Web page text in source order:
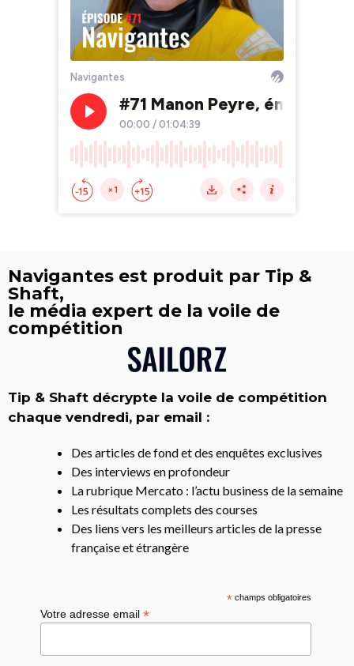
Navigantes est produit par Tip &
Shaft,
le média expert de la voile de
compétition
Tip & Shaft décrypte la voile de compétition
chaque vendredi, par email :
Des articles de fond et des enquêtes exclusives
Des interviews en profondeur
La rubrique Mercato : l’actu business de la semaine
Les résultats complets des courses
Des liens vers les meilleurs articles de la presse
française et étrangère
*champs obligatoires
Votre adresse email*